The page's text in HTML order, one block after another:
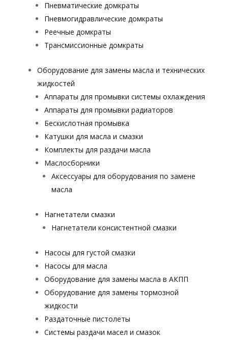
Пневматические домкраты
Пневмогидравлические домкраты
Реечные домкраты
Трансмиссионные домкраты
Оборудование для замены масла и технических
жидкостей
Аппараты для промывки системы охлаждения
Аппараты для промывки радиаторов
Бескислотная промывка
Катушки для масла и смазки
Комплекты для раздачи масла
Маслосборники
Аксессуары для оборудования по замене
масла
Нагнетатели смазки
Нагнетатели консистентной смазки
Насосы для густой смазки
Насосы для масла
Оборудование для замены масла в АКПП
Оборудование для замены тормозной
жидкости
Раздаточные пистолеты
Системы раздачи масел и смазок